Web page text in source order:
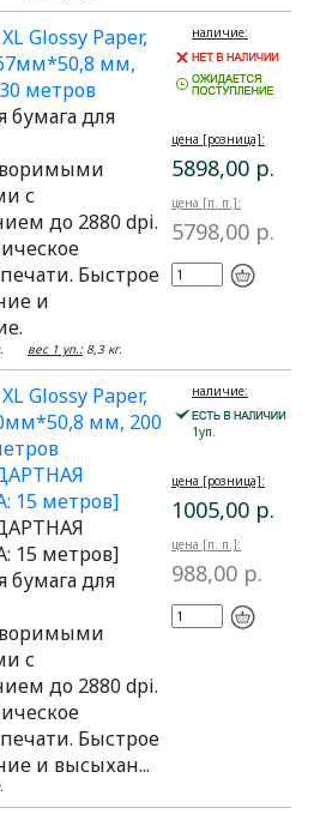
Glossy Paper,
мм,
метров
бумага для
с
до 2880 dpi.
Быстрое
и
вес 1 уп.: 8,3 кг.
наличие:
цена [розница]:
5898,00 р.
цена [п. п.]:
5798,00 р.
Glossy Paper,
мм, 200
15 метров]
15 метров]
бумага для
с
до 2880 dpi.
Быстрое
и высыхан...
наличие:
1уп.
цена [розница]:
1005,00 р.
цена [п. п.]:
988,00 р.